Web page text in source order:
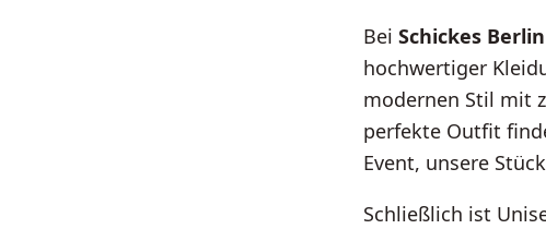
Bei Schickes Berlin
hochwertiger
modernen Stil mit
perfekte Outfit
Event, unsere
Schließlich ist